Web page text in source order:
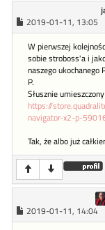
2019-01-11, 13:05
W pierwszej
sobie stroboss'a i
naszego ukochanego
P.
Słusznie
https://
navigator-x2-p-
Tak, że albo już
2019-01-11, 14:04